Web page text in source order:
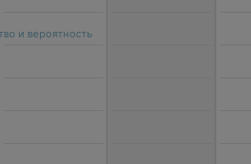
и вероятность